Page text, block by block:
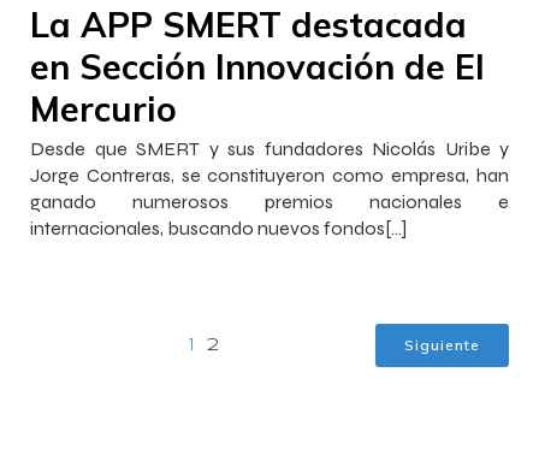
La APP SMERT destacada
en Sección Innovación de El
Mercurio
Desde que SMERT y sus fundadores Nicolás Uribe y
Jorge Contreras, se constituyeron como empresa, han
ganado numerosos premios nacionales e
internacionales, buscando nuevos fondos[…]
1 2 Siguiente